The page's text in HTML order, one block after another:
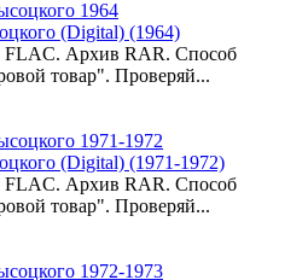
(Digital) (1964)
FLAC. Архив RAR. Способ
товар". Проверяй...
(Digital) (1971-1972)
FLAC. Архив RAR. Способ
товар". Проверяй...